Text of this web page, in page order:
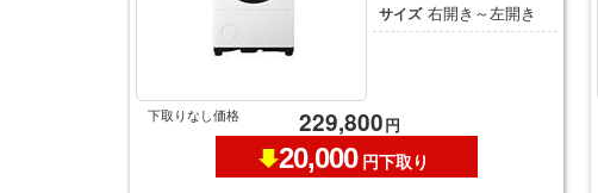
サイズ 右開き～左開き
下取りなし価格 229,800円
20,000 円下取り